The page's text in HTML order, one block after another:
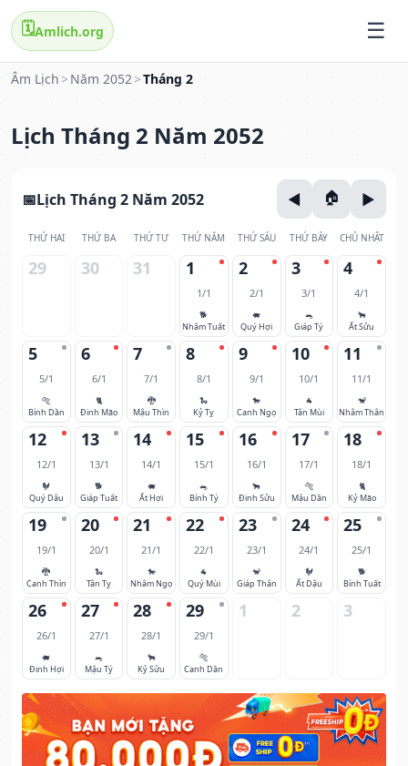
🗓️Amlich.org
Âm Lịch > Năm 2052>Tháng 2
Lịch Tháng 2 Năm 2052
Lịch Tháng 2 Năm 2052
THỨ HAI THỨ BA THỨ TƯ THỨ NĂM THỨ SÁU THỨ BẢY CHỦ NHẬT
29 30 31 1
1/1
🐕
Nhâm Tuất
2
2/1
🐖
Quý Hợi
3
3/1
🐀
Giáp Tý
4
4/1
🐂
Ất Sửu
5
5/1
🐅
Bính Dần
6
6/1
🐈
Đinh Mão
7
7/1
🐉
Mậu Thìn
8
8/1
🐍
Kỷ Tỵ
9
9/1
🐎
Canh Ngọ
10
10/1
🐐
Tân Mùi
11
11/1
🐒
Nhâm Thân
12
12/1
🐓
Quý Dậu
13
13/1
🐕
Giáp Tuất
14
14/1
🐖
Ất Hợi
15
15/1
🐀
Bính Tý
16
16/1
🐂
Đinh Sửu
17
17/1
🐅
Mậu Dần
18
18/1
🐈
Kỷ Mão
19
19/1
🐉
Canh Thìn
20
20/1
🐍
Tân Tỵ
21
21/1
🐎
Nhâm Ngọ
22
22/1
🐐
Quý Mùi
23
23/1
🐒
Giáp Thân
24
24/1
🐓
Ất Dậu
25
25/1
🐕
Bính Tuất
26
26/1
🐖
Đinh Hợi
27
27/1
🐀
Mậu Tý
28
28/1
🐂
Kỷ Sửu
29
29/1
🐅
Canh Dần
1 2 3